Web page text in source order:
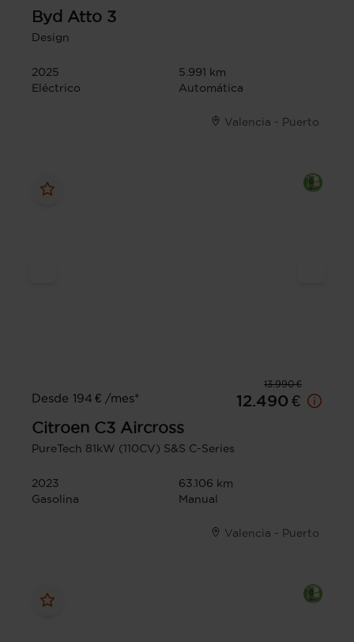
Byd Atto 3
Design
2025
5.991 km
Eléctrico
Automática
Valencia - Puerto
13.990 €
Desde 194 € /mes*
12.490 €
Citroen C3 Aircross
PureTech 81kW (110CV) S&S C-Series
2023
63.106 km
Gasolina
Manual
Valencia - Puerto